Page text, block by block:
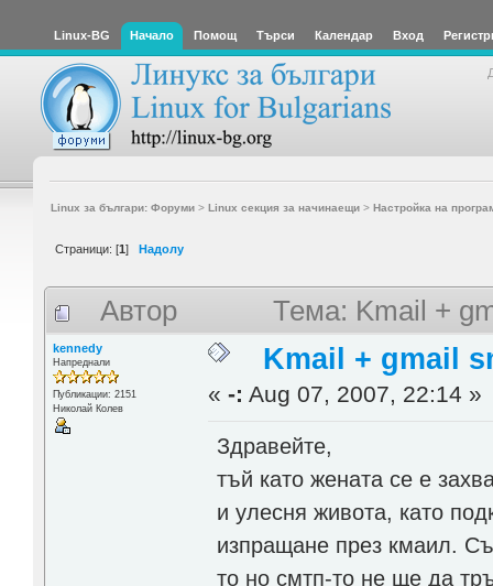
Linux-BG Начало Помощ Търси Календар Вход
Linux за българи: Форуми> Linux секция за начинаещи> Настройка на
Страници: [1] Надолу
Автор Тема: Kmail +
kennedy
Напреднали
Публикации: 2151
Николай Колев
Kmail + gmail
«-: Aug 07, 2007, 22:14 »
Здравейте,
тъй като жената се е
и улесня живота, като
изпращане през кмаил.
то но смтп-то не ще да